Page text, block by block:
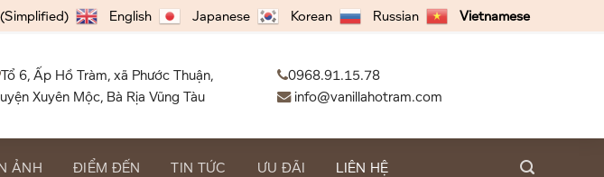
English Japanese Korean Russian Vietnamese
Tổ 6, Ấp Hồ Tràm, xã Phước Thuận,
Xuyên Mộc, Bà Rịa Vũng Tàu
0968.91.15.78
info@vanillahotram.com
ẢNH ĐIỂM ĐẾN TIN TỨC ƯU ĐÃI LIÊN HỆ